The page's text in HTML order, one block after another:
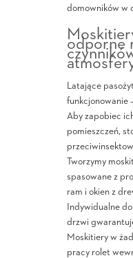
domowników w
odporne
Latające
funkcjonowanie
Aby zapobiec
pomieszczeń,
Tworzymy
spasowane z
ram i okien z
Indywidualne
drzwi
Moskitiery w
pracy rolet